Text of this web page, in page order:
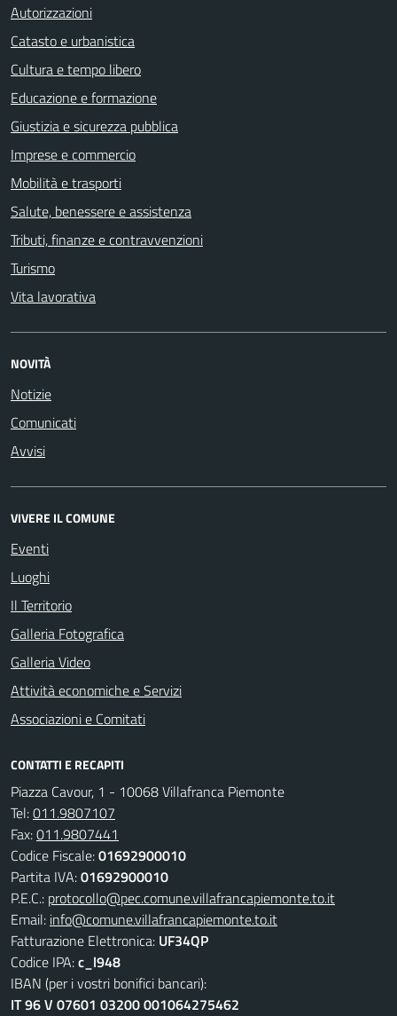
Autorizzazioni
Catasto e urbanistica
Cultura e tempo libero
Educazione e formazione
Giustizia e sicurezza pubblica
Imprese e commercio
Mobilità e trasporti
Salute, benessere e assistenza
Tributi, finanze e contravvenzioni
Turismo
Vita lavorativa
NOVITÀ
Notizie
Comunicati
Avvisi
VIVERE IL COMUNE
Eventi
Luoghi
Il Territorio
Galleria Fotografica
Galleria Video
Attività economiche e Servizi
Associazioni e Comitati
CONTATTI E RECAPITI
Piazza Cavour, 1 - 10068 Villafranca Piemonte
Tel:011.9807107
Fax:011.9807441
Codice Fiscale:01692900010
Partita IVA:01692900010
P.E.C.: protocollo@pec.comune.villafrancapiemonte.to.it
Email: info@comune.villafrancapiemonte.to.it
Fatturazione Elettronica: UF34QP
Codice IPA:c_l948
IBAN (per i vostri bonifici bancari):
IT 96 V 07601 03200 001064275462